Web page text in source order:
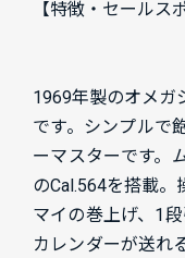
【特徴・セールス
1969年製のオメガ
です。シンプルで
ーマスターです。
のCal.564を搭載
マイの巻上げ、1
カレンダーが送れ